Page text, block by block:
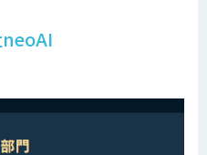
neoAI